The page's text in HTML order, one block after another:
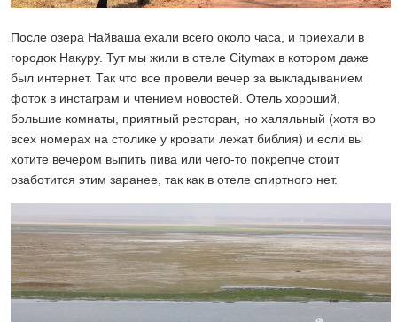
После озера Найваша ехали всего около часа, и приехали в
городок Накуру. Тут мы жили в отеле Citymax в котором даже
был интернет. Так что все провели вечер за выкладыванием
фоток в инстаграм и чтением новостей. Отель хороший,
большие комнаты, приятный ресторан, но халяльный (хотя во
всех номерах на столике у кровати лежат библия) и если вы
хотите вечером выпить пива или чего-то покрепче стоит
озаботится этим заранее, так как в отеле спиртного нет.